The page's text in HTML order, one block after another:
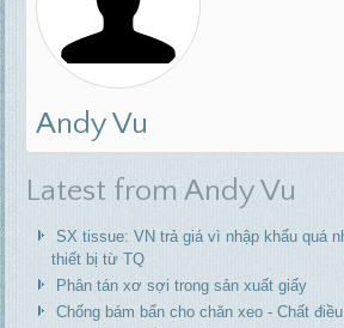
Andy Vu
Latest from Andy Vu
SX tissue: VN trả giá vì nhập khẩu quá
thiết bị từ TQ
Phân tán xơ sợi trong sản xuất giấy
Chống bám bẩn cho chăn xeo - Chất